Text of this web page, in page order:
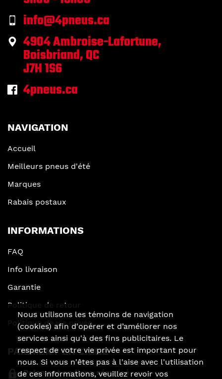
info@4pneus.ca
4904 Ambroise-Lafortune,
Boisbriand, QC
J7H 1S6
4pneus.ca
NAVIGATION
Accueil
Meilleurs pneus d'été
Marques
Rabais postaux
INFORMATIONS
FAQ
Info livraison
Garantie
Politique de retour
Politique de vie privée
PAIEMENT EN LIGNE
Paiement en ligne sécurisé
Nous utilisons les témoins de navigation
(cookies) afin d'opérer et d’améliorer nos
services ainsi qu'à des fins publicitaires. Le
respect de votre vie privée est important pour
nous. Si vous n'êtes pas à l'aise avec l'utilisation
de ces informations, veuillez revoir vos